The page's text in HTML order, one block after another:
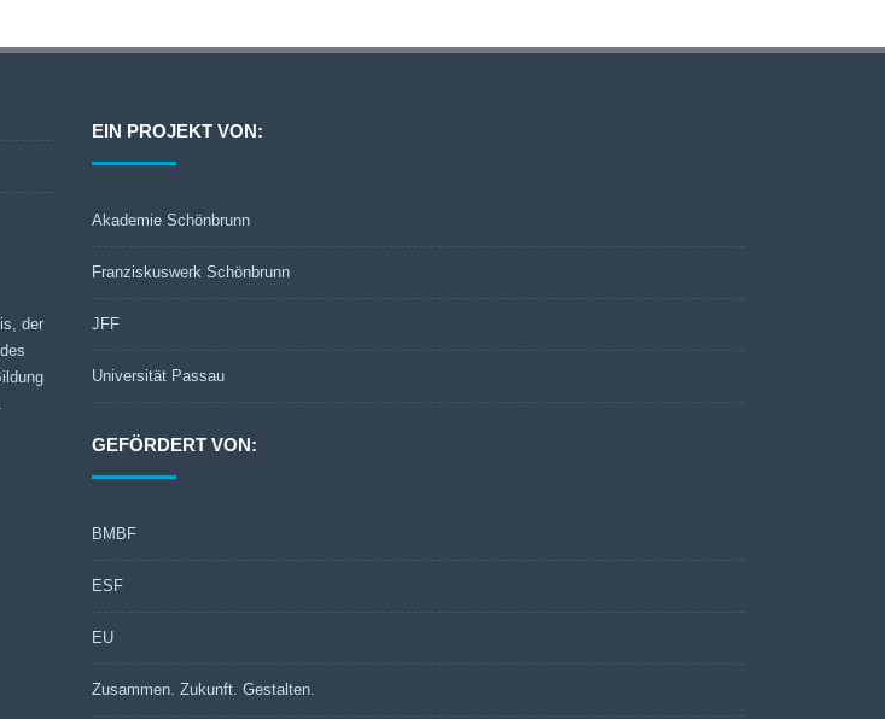
der
EIN PROJEKT VON:
Akademie Schönbrunn
Franziskuswerk Schönbrunn
JFF
Universität Passau
GEFÖRDERT VON:
BMBF
ESF
EU
Zusammen. Zukunft. Gestalten.